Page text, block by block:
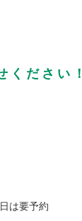
ください！
は要予約